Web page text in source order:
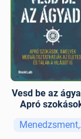
Vesd be az
Apró